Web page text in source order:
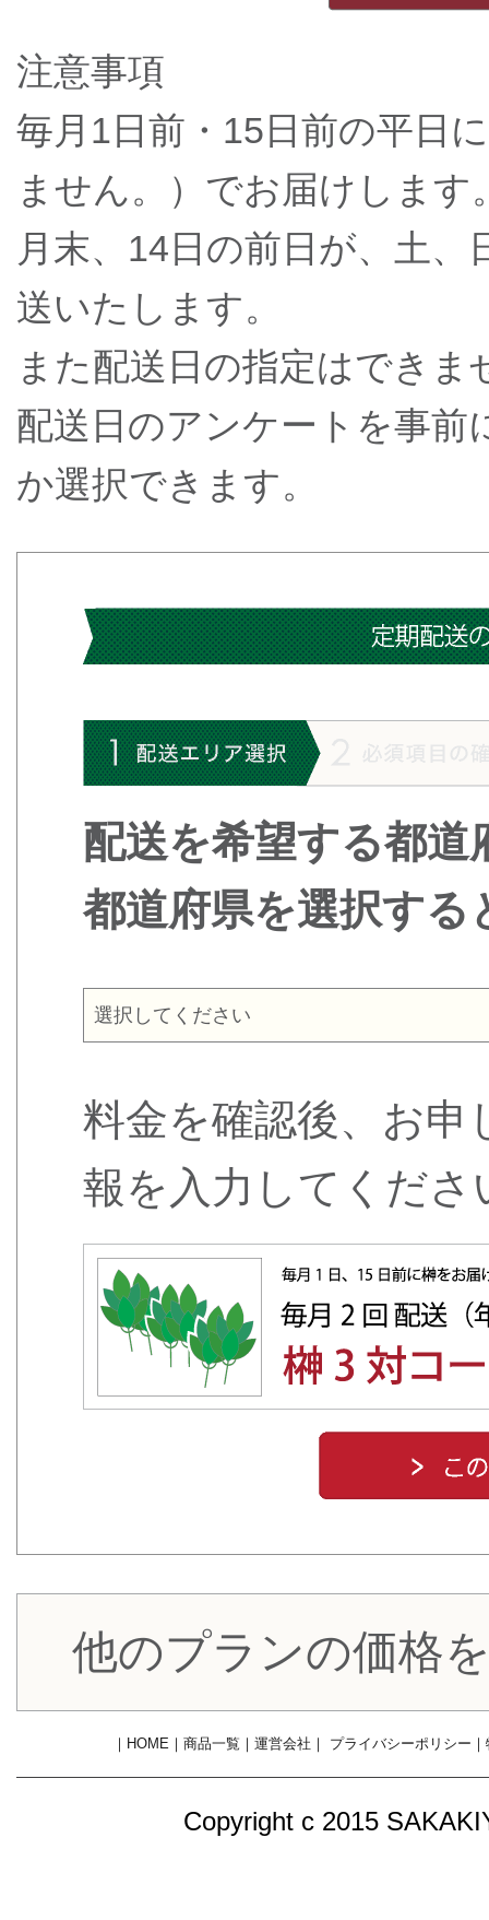
注意事項
毎月1日前・15日前の平日
ません。）でお届けします
月末、14日の前日が、土
送いたします。
また配送日の指定はでき
配送日のアンケートを事前
か選択できます。
配送を希望する都
都道府県を選択する
料金を確認後、お申
報を入力してくださ
他のプランの価格
｜ HOME｜ 商品一覧 ｜ 運営会社 ｜ プライバシーポリシー ｜
Copyright c 2015